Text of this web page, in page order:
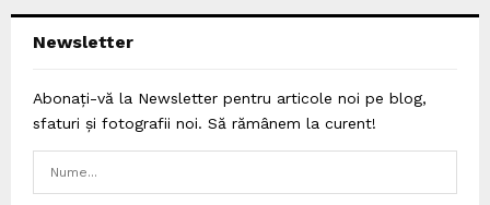
Newsletter
Abonați-vă la Newsletter pentru articole noi pe blog,
sfaturi și fotografii noi. Să rămânem la curent!